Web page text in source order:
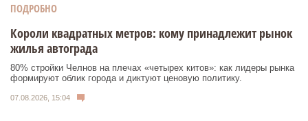
ПОДРОБНО
Короли квадратных метров: кому принадлежит рынок
жилья автограда
80% стройки Челнов на плечах «четырех китов»: как лидеры рынка
формируют облик города и диктуют ценовую политику.
07.08.2026, 15:04